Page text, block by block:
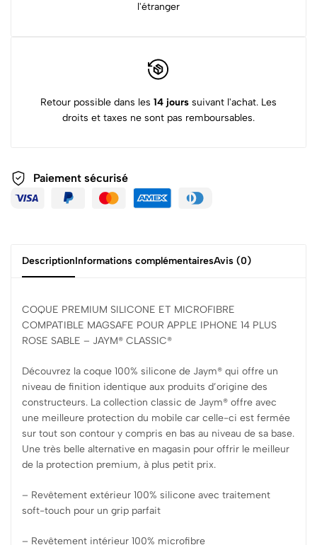
l'étranger
Retour possible dans les 14 jours suivant l'achat. Les
droits et taxes ne sont pas remboursables.
Paiement sécurisé
DescriptionInformations complémentairesAvis (0)
COQUE PREMIUM SILICONE ET MICROFIBRE
COMPATIBLE MAGSAFE POUR APPLE IPHONE 14 PLUS
ROSE SABLE – JAYM® CLASSIC®
Découvrez la coque 100% silicone de Jaym® qui offre un
niveau de finition identique aux produits d’origine des
constructeurs. La collection classic de Jaym® offre avec
une meilleure protection du mobile car celle-ci est fermée
sur tout son contour y compris en bas au niveau de sa base.
Une très belle alternative en magasin pour offrir le meilleur
de la protection premium, à plus petit prix.
– Revêtement extérieur 100% silicone avec traitement
soft-touch pour un grip parfait
– Revêtement intérieur 100% microfibre